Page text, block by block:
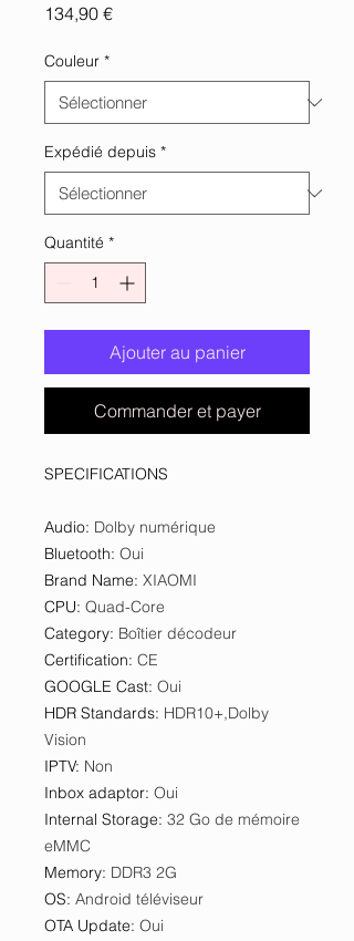
134,90 €Prix
Couleur *
Expédié depuis *
Quantité *
Ajouter au panier
Commander et payer
SPECIFICATIONS
Audio: Dolby numérique
Bluetooth: Oui
Brand Name: XIAOMI
CPU: Quad-Core
Category: Boîtier décodeur
Certification: CE
GOOGLE Cast: Oui
HDR Standards: HDR10+,Dolby
Vision
IPTV: Non
Inbox adaptor: Oui
Internal Storage: 32 Go de mémoire
eMMC
Memory: DDR3 2G
OS: Android téléviseur
OTA Update: Oui